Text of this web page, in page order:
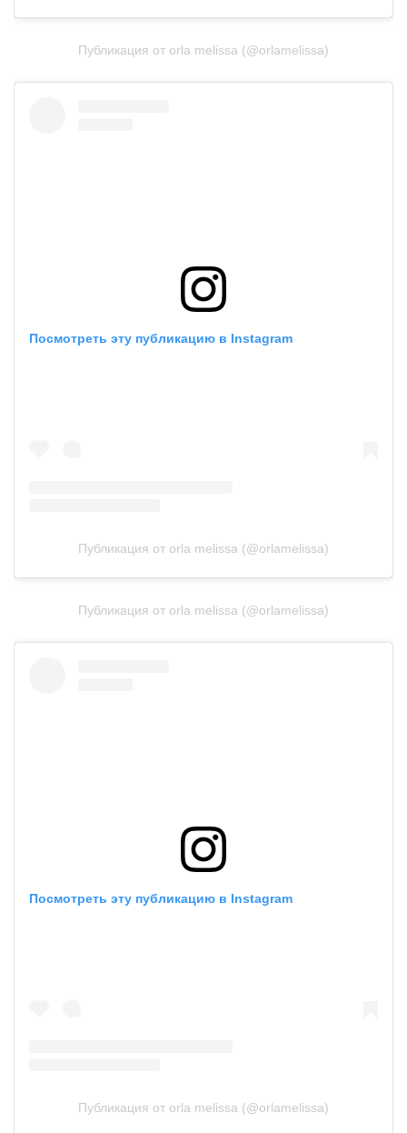
Публикация от orla melissa (@orlamelissa)
Посмотреть эту публикацию в Instagram
Публикация от orla melissa (@orlamelissa)
Публикация от orla melissa (@orlamelissa)
Посмотреть эту публикацию в Instagram
Публикация от orla melissa (@orlamelissa)